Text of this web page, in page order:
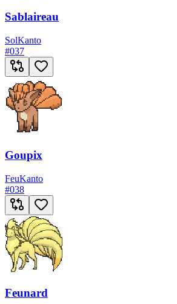
Sablaireau
SolKanto
#037
Goupix
FeuKanto
#038
Feunard